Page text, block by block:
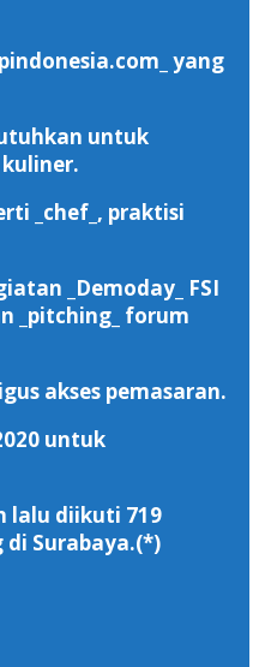
yang
untuk
_chef_, praktisi
_Demoday_ FSI
_pitching_ forum
akses pemasaran.
untuk
lalu diikuti 719
Surabaya.(*)